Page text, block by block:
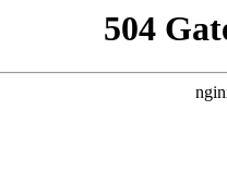
504